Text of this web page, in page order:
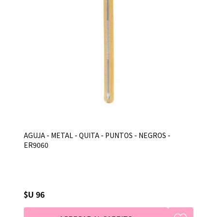
AGUJA - METAL - QUITA - PUNTOS - NEGROS -
ER9060
$U 96